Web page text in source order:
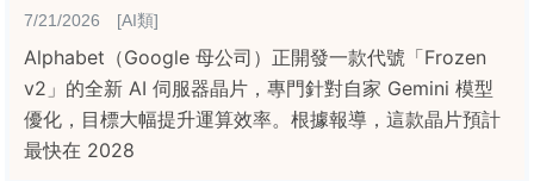
7/21/2026 [AI類]
Alphabet（Google 母公司）正開發一款代號「Frozen
v2」的全新 AI 伺服器晶片，專門針對自家 Gemini 模型
優化，目標大幅提升運算效率。根據報導，這款晶片預計
最快在 2028